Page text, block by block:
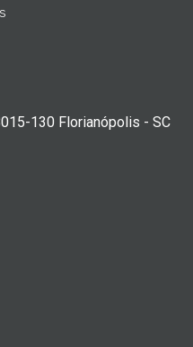
130 Florianópolis - SC